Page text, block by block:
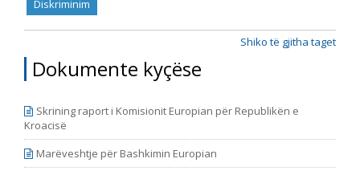
Diskriminim
Shiko të gjitha taget
Dokumente kyçëse
Skrining raport i Komisionit Europian për Republikën e
Kroacisë
Marëveshtje për Bashkimin Europian